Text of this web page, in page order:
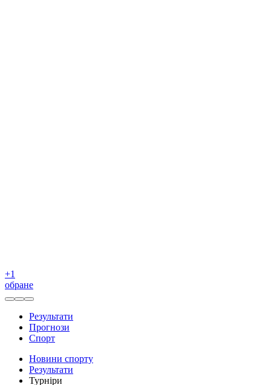
+1
обране
Результати
Прогнози
Спорт
Новини спорту
Результати
Турніри